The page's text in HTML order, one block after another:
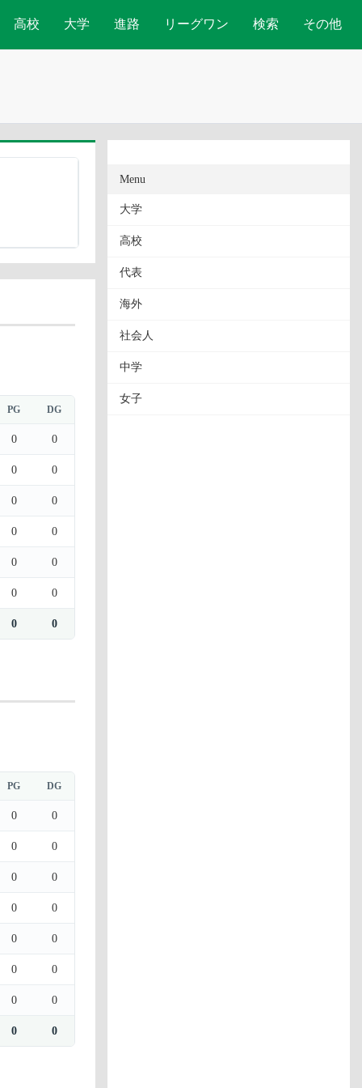
高校 大学 進路 リーグワン 検索 その他
PG DG
0 0
0 0
0 0
0 0
0 0
0 0
0 0
PG DG
0 0
0 0
0 0
0 0
0 0
0 0
0 0
0 0
Menu
大学
高校
代表
海外
社会人
中学
女子